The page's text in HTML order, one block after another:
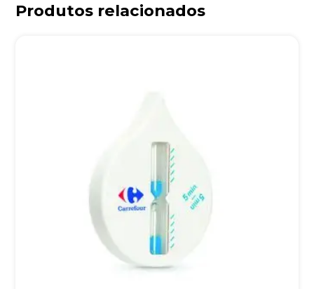
Produtos relacionados